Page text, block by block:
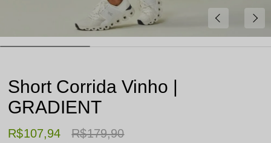
Short Corrida Vinho |
GRADIENT
R$ 179,90
R$ 107,94